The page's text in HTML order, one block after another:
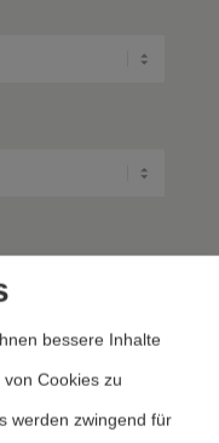
bessere Inhalte
Cookies zu
werden zwingend für